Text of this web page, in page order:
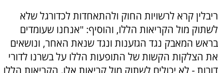
ריבלין קרא לרשויות החוק ולהתאחדות לכדורגל שלא
לשתוק מול הקריאות הללו, והוסיף: "אנחנו שעומדים
בראש המאבק נגד הגזענות ונגד שנאת האחר, ונושאים
את הצלקות הקשות של התופעות הללו על בשרנו לדורי